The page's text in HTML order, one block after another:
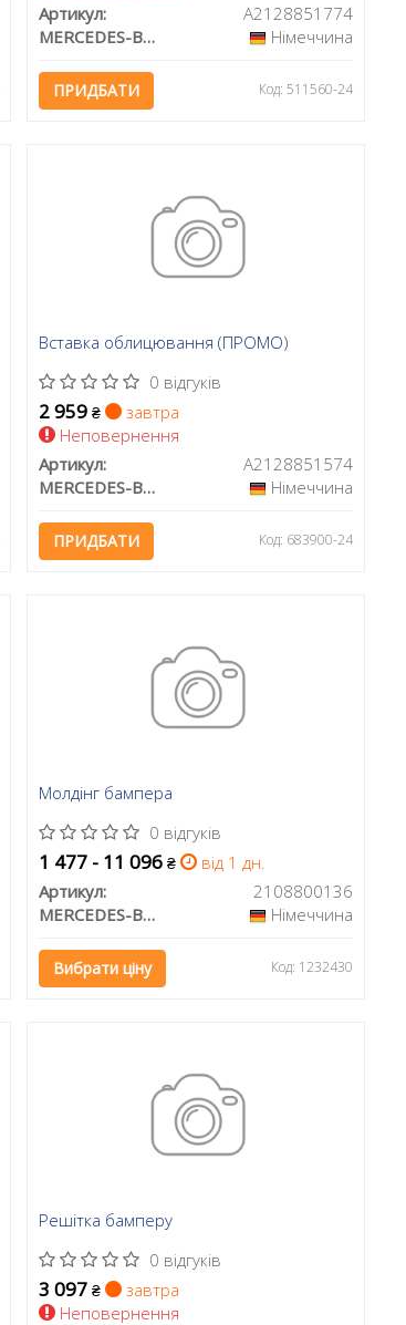
Артикул:
A2128851774
MERCEDES-BENZ
Німеччина
ПРИДБАТИ Код: 511560-24
Вставка облицювання (ПРОМО)
0 відгуків
2 959₴
завтра
Неповернення
Артикул:
A2128851574
MERCEDES-BENZ
Німеччина
ПРИДБАТИ Код: 683900-24
Молдінг бампера
0 відгуків
1 477 - 11 096₴
від 1 дн.
Артикул:
2108800136
MERCEDES-BENZ
Німеччина
Вибрати ціну Код: 1232430
Решітка бамперу
0 відгуків
3 097₴
завтра
Неповернення